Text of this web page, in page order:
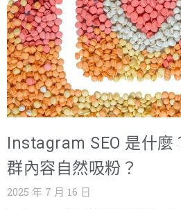
Instagram SEO 是什麼
群內容自然吸粉？
2025 年 7 月 16 日